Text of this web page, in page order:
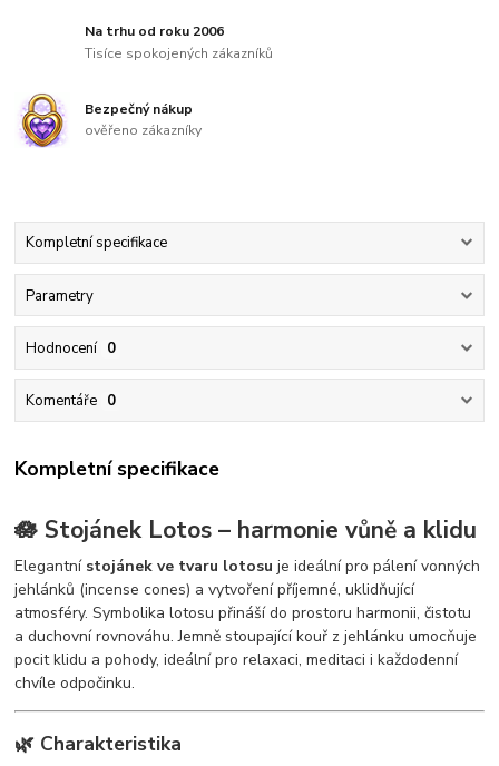
Na trhu od roku 2006
Tisíce spokojených zákazníků
Bezpečný nákup
ověřeno zákazníky
Kompletní specifikace
Parametry
Hodnocení 0
Komentáře 0
Kompletní specifikace
🪷 Stojánek Lotos – harmonie vůně a klidu
Elegantní stojánek ve tvaru lotosu je ideální pro pálení vonných
jehlánků (incense cones) a vytvoření příjemné, uklidňující
atmosféry. Symbolika lotosu přináší do prostoru harmonii, čistotu
a duchovní rovnováhu. Jemně stoupající kouř z jehlánku umocňuje
pocit klidu a pohody, ideální pro relaxaci, meditaci i každodenní
chvíle odpočinku.
🌿 Charakteristika